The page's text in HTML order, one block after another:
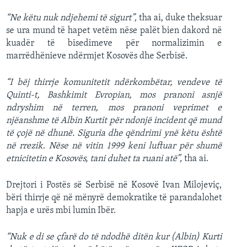
“Ne këtu nuk ndjehemi të sigurt”, tha ai, duke theksuar
se ura mund të hapet vetëm nëse palët bien dakord në
kuadër të bisedimeve për normalizimin e
marrëdhënieve ndërmjet Kosovës dhe Serbisë.
“I bëj thirrje komunitetit ndërkombëtar, vendeve të
Quinti-t, Bashkimit Evropian, mos pranoni asnjë
ndryshim në terren, mos pranoni veprimet e
njëanshme të Albin Kurtit për ndonjë incident që mund
të çojë në dhunë. Siguria dhe qëndrimi ynë këtu është
në rrezik. Nëse në vitin 1999 keni luftuar për shumë
etnicitetin e Kosovës, tani duhet ta ruani atë”, tha ai.
Drejtori i Postës së Serbisë në Kosovë Ivan Milojeviç,
bëri thirrje që në mënyrë demokratike të parandalohet
hapja e urës mbi lumin Ibër.
“Nuk e di se çfarë do të ndodhë ditën kur (Albin) Kurti